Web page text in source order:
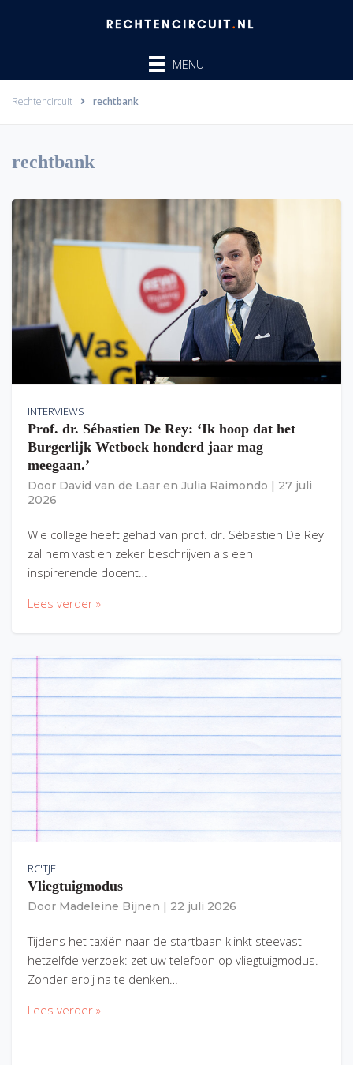
MENU
Rechtencircuit rechtbank
rechtbank
INTERVIEWS
Prof. dr. Sébastien De Rey: ‘Ik hoop dat het
Burgerlijk Wetboek honderd jaar mag
meegaan.’
Door David van de Laar en Julia Raimondo
27 juli
2026
Wie college heeft gehad van prof. dr. Sébastien De Rey
zal hem vast en zeker beschrijven als een
inspirerende docent…
Lees verder »
RC'TJE
Vliegtuigmodus
Door Madeleine Bijnen 22 juli 2026
Tijdens het taxiën naar de startbaan klinkt steevast
hetzelfde verzoek: zet uw telefoon op vliegtuigmodus.
Zonder erbij na te denken…
Lees verder »